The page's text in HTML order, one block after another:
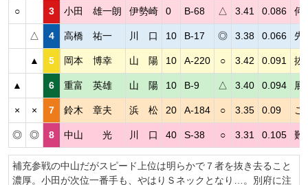
○ 3 小田 雄一朗 伊勢崎 0 B-68 △ 3.41 0.086 何
△ 4 高橋 祐一 川 口 10 B-17 ◎ 3.38 0.066 先
▲ 5 岡本 博幸 山 陽 10 A-220 ○ 3.42 0.091 抜
▲ 6 重富 英雄 山 陽 10 B-9 △ 3.40 0.094 展
× × 7 鈴木 章夫 浜 松 20 A-184 ○ 3.35 0.09 こ
◎ ◎ 8 中山 光 川 口 40 S-38 ○ 3.31 0.105 難
補充参戦の中山だがスピード上位は明らかで７者を抜き去ること
濃厚。小田が次位一番手も、やはりＳネックとなり…。別府に注